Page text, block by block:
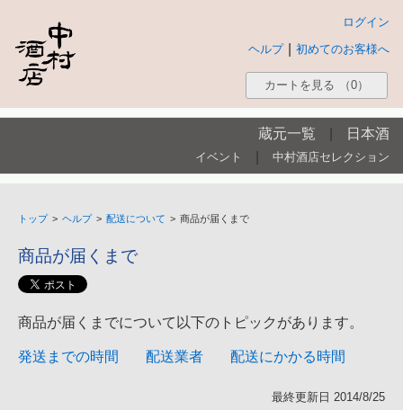
ログイン
初めてのお客様へ
ヘルプ
カートを見る （0）
蔵元一覧 日本酒
イベント 中村酒店セレクション
トップ > ヘルプ > 配送について > 商品が届くまで
商品が届くまで
商品が届くまでについて以下のトピックがあります。
発送までの時間 配送業者 配送にかかる時間
最終更新日 2014/8/25